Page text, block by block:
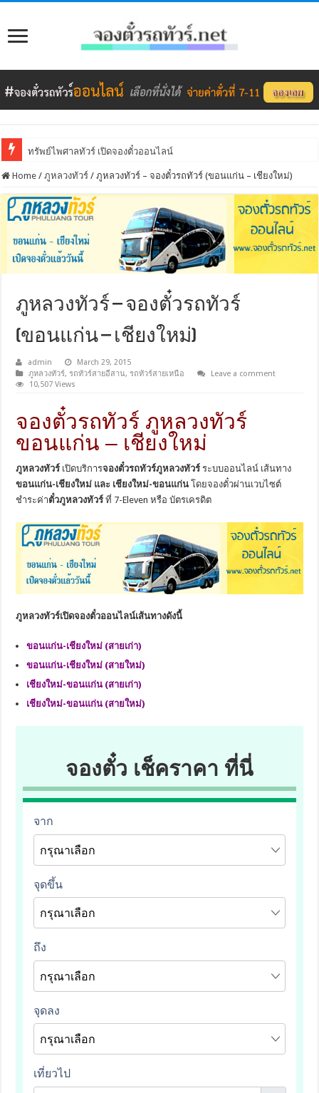
ทรัพย์ไพศาลทัวร์ เปิดจองตั๋วออนไลน์
Home / ภูหลวงทัวร์ / ภูหลวงทัวร์ – จองตั๋วรถทัวร์ (ขอนแก่น – เชียงใหม่)
ภูหลวงทัวร์ – จองตั๋วรถทัวร์
(ขอนแก่น – เชียงใหม่)
admin
March 29, 2015
ภูหลวงทัวร์, รถทัวร์สายอีสาน, รถทัวร์สายเหนือ
Leave a comment
10,507 Views
จองตั๋วรถทัวร์ ภูหลวงทัวร์
ขอนแก่น – เชียงใหม่
ภูหลวงทัวร์ เปิดบริการจองตั๋วรถทัวร์ภูหลวงทัวร์ ระบบออนไลน์ เส้นทาง
ขอนแก่น-เชียงใหม่ และ เชียงใหม่-ขอนแก่น โดยจองตั๋วผ่านเวบไซต์
ชำระค่าตั๋วภูหลวงทัวร์ ที่ 7-Eleven หรือ บัตรเครดิต
ภูหลวงทัวร์เปิดจองตั๋วออนไลน์เส้นทางดังนี้
ขอนแก่น-เชียงใหม่ (สายเก่า)
ขอนแก่น-เชียงใหม่ (สายใหม่)
เชียงใหม่-ขอนแก่น (สายเก่า)
เชียงใหม่-ขอนแก่น (สายใหม่)
จองตั๋ว เช็คราคา ที่นี่